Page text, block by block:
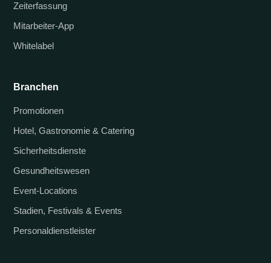
Zeiterfassung
Mitarbeiter-App
Whitelabel
Branchen
Promotionen
Hotel, Gastronomie & Catering
Sicherheitsdienste
Gesundheitswesen
Event-Locations
Stadien, Festivals & Events
Personaldienstleister